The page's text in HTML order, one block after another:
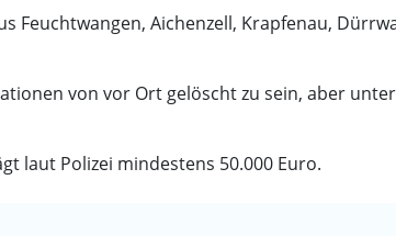
Feuchtwangen, Aichenzell, Krapfenau,
von vor Ort gelöscht zu sein, aber
laut Polizei mindestens 50.000 Euro.